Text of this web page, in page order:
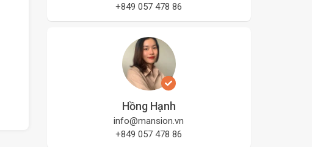
+849 057 478 86
Hồng Hạnh
info@mansion.vn
+849 057 478 86